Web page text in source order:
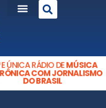
E ÚNICA RÁDIO DEMÚSICA
COM JORNALISMO
DO BRASIL